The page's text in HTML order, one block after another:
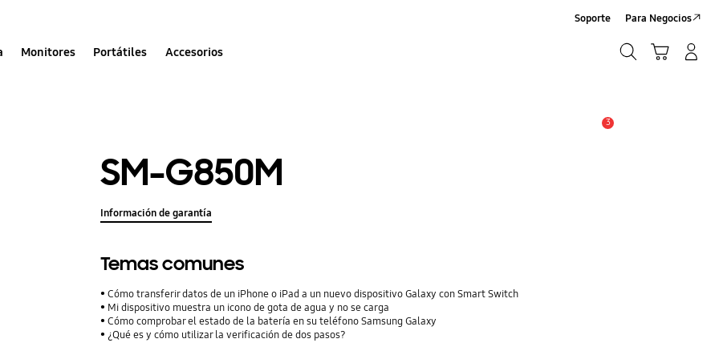
Monitores Portátiles Accesorios
Soporte Para Negocios
3
SM-G850M
Información de garantía
Temas comunes
Cómo transferir datos de un iPhone o iPad a un nuevo dispositivo Galaxy con Smart Switch
Mi dispositivo muestra un icono de gota de agua y no se carga
Cómo comprobar el estado de la batería en su teléfono Samsung Galaxy
¿Qué es y cómo utilizar la verificación de dos pasos?